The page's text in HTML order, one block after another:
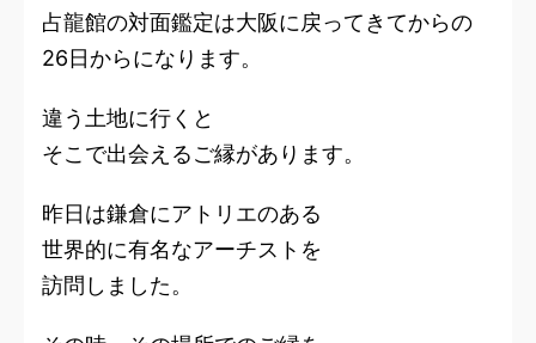
占龍館の対面鑑定は大阪に戻ってきてからの
26日からになります。
違う土地に行くと
そこで出会えるご縁があります。
昨日は鎌倉にアトリエのある
世界的に有名なアーチストを
訪問しました。